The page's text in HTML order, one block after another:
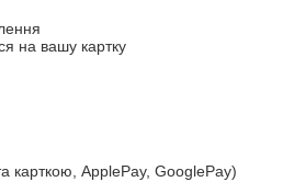
на вашу картку
карткою, ApplePay, GooglePay)